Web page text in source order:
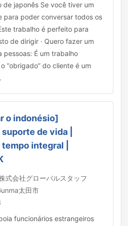
de japonês Se você tiver um
para poder conversar todos os
trabalho é perfeito para
de dirigir · Quero fazer um
pessoas: É um trabalho
“obrigado” do cliente é um
o indonésio]
de vida |
integral |
式会社グローバルスタッフ
太田市
funcionários estrangeiros